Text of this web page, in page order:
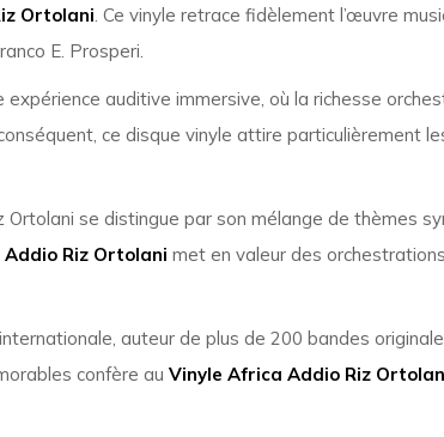
Ortolani. Ce vinyle retrace fidèlement l’œuvre
E. Prosperi.
expérience auditive immersive, où la richesse
ce disque vinyle attire particulièrement
se distingue par son mélange de thèmes
Riz Ortolani met en valeur des
auteur de plus de 200 bandes
confère au Vinyle Africa Addio Riz